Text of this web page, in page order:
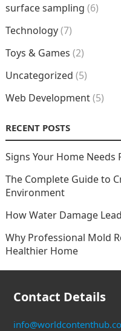
surface sampling (6)
Technology(7)
Toys & Games (2)
Uncategorized (5)
Web Development(5)
RECENT POSTS
Signs Your Home
The Complete Guide to
Environment
How Water Damage
Why Professional Mold
Healthier Home
Contact Details